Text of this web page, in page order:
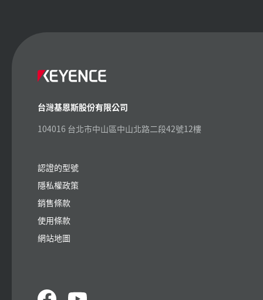
台灣基恩斯股份有限公司
104016 台北市中山區中山北路二段42號12樓
認證的型號
隱私權政策
銷售條款
使用條款
網站地圖